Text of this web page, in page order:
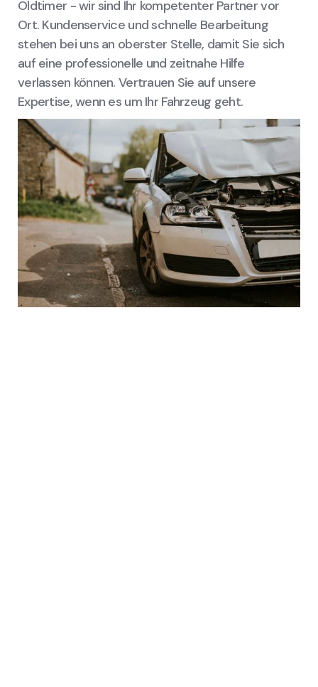
Oldtimer - wir sind Ihr kompetenter Partner vor
Ort. Kundenservice und schnelle Bearbeitung
stehen bei uns an oberster Stelle, damit Sie sich
auf eine professionelle und zeitnahe Hilfe
verlassen können. Vertrauen Sie auf unsere
Expertise, wenn es um Ihr Fahrzeug geht.